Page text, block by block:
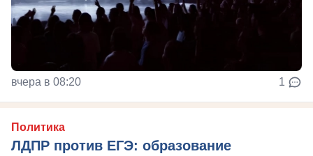
вчера в 08:20 1
Политика
ЛДПР против ЕГЭ: образование